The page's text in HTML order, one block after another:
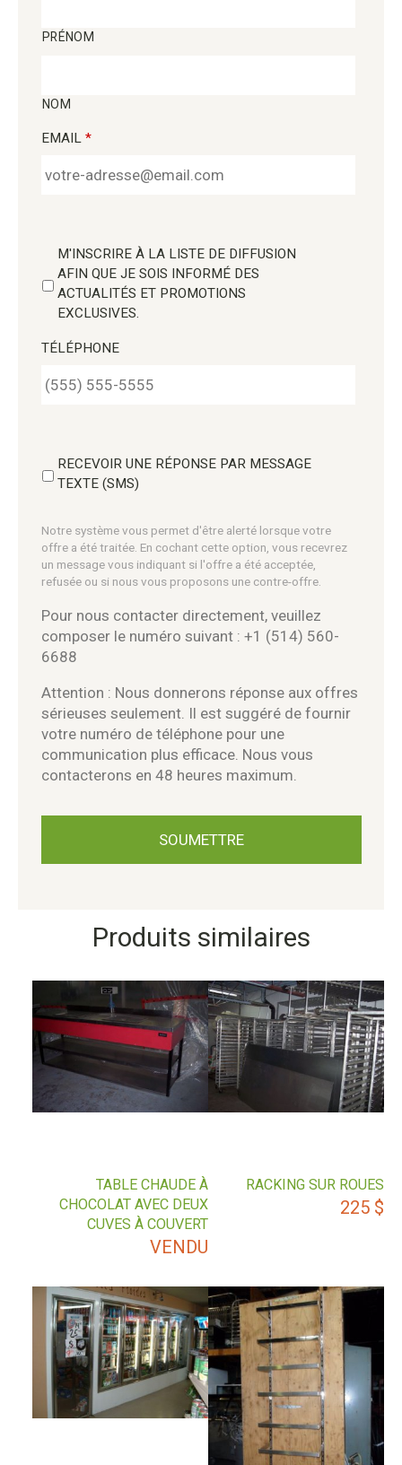
PRÉNOM
NOM
EMAIL *
M'INSCRIRE À LA LISTE DE DIFFUSION
AFIN QUE JE SOIS INFORMÉ DES
ACTUALITÉS ET PROMOTIONS
EXCLUSIVES.
TÉLÉPHONE
RECEVOIR UNE RÉPONSE PAR MESSAGE
TEXTE (SMS)
Notre système vous permet d'être alerté lorsque votre
offre a été traitée. En cochant cette option, vous recevrez
un message vous indiquant si l'offre a été acceptée,
refusée ou si nous vous proposons une contre-offre.
Pour nous contacter directement, veuillez
composer le numéro suivant : +1 (514) 560-
6688
Attention : Nous donnerons réponse aux offres
sérieuses seulement. Il est suggéré de fournir
votre numéro de téléphone pour une
communication plus efficace. Nous vous
contacterons en 48 heures maximum.
Produits similaires
RACKING SUR ROUES
225 $
TABLE CHAUDE À
CHOCOLAT AVEC DEUX
CUVES À COUVERT
VENDU